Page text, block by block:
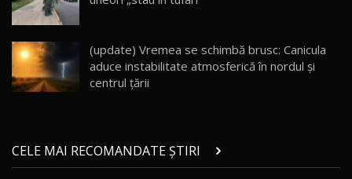
AutoBlog.MD
23:36
20
Noul ZEEKR 7X / Test Drive AutoBlog.MD
29:08
21
AutoBlog.MD
16:59
(update) Vremea se schimbă brusc: Canicula
aduce instabilitate atmosferică în nordul și
centrul țării
CELE MAI RECOMANDATE ȘTIRI